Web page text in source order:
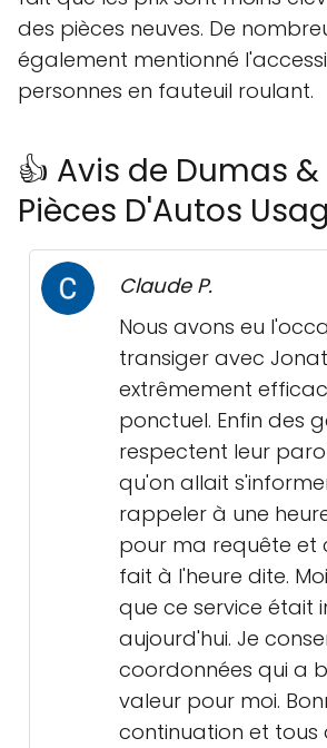
des pièces neuves. De
également mentionné
personnes en fauteuil roulant.
👍 Avis de Dumas &
Pièces D'Autos
Claude P.
Nous avons eu
transiger avec
extrêmement
ponctuel. Enfin des
respectent leur
qu'on allait
rappeler à une
pour ma requête et
fait à l'heure dite.
que ce service était
aujourd'hui. Je
coordonnées qui a
valeur pour moi.
continuation et tous